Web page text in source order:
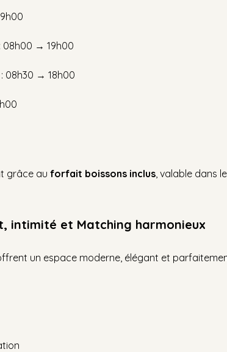
08h00 → 19h00
08h30 → 18h00
grâce au forfait boissons inclus, valable dans
intimité et Matching harmonieux
un espace moderne, élégant et